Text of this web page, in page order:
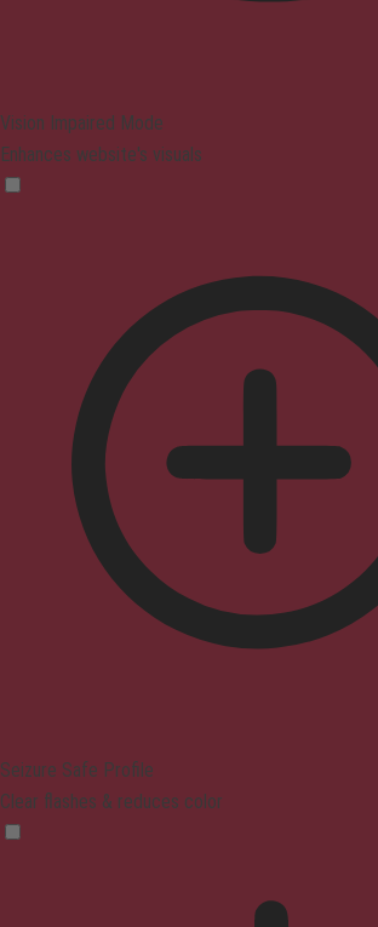
Vision Impaired Mode
Enhances website's visuals
Seizure Safe Profile
Clear flashes & reduces color